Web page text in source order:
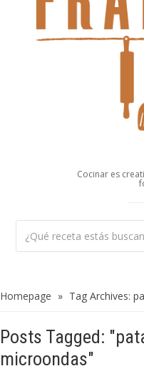
Cocinar es
Homepage » Tag Archives:
Posts Tagged:
microondas"